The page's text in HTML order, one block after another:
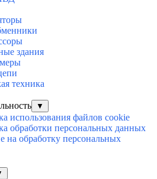
здания
техника
▼
использования файлов cookie
обработки персональных данных
на обработку персональных